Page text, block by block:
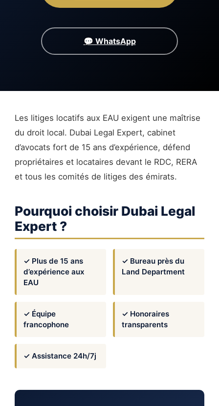
💬 WhatsApp
Les litiges locatifs aux EAU exigent une maîtrise
du droit local. Dubai Legal Expert, cabinet
d’avocats fort de 15 ans d’expérience, défend
propriétaires et locataires devant le RDC, RERA
et tous les comités de litiges des émirats.
Pourquoi choisir Dubai Legal
Expert ?
✓ Plus de 15 ans
d’expérience aux
EAU
✓ Bureau près du
Land Department
✓ Équipe
francophone
✓ Honoraires
transparents
✓ Assistance 24h/7j